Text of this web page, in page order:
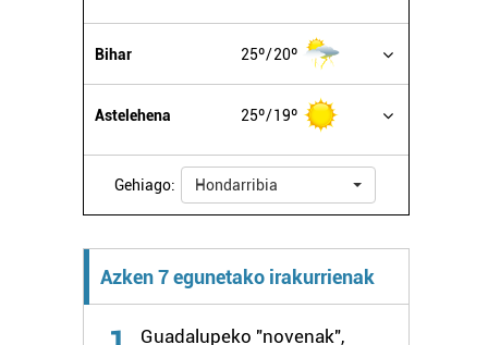
Bihar 25º 20º
Astelehena 25º 19º
Gehiago: Hondarribia
Azken 7 egunetako irakurrienak
Guadalupeko "novenak",